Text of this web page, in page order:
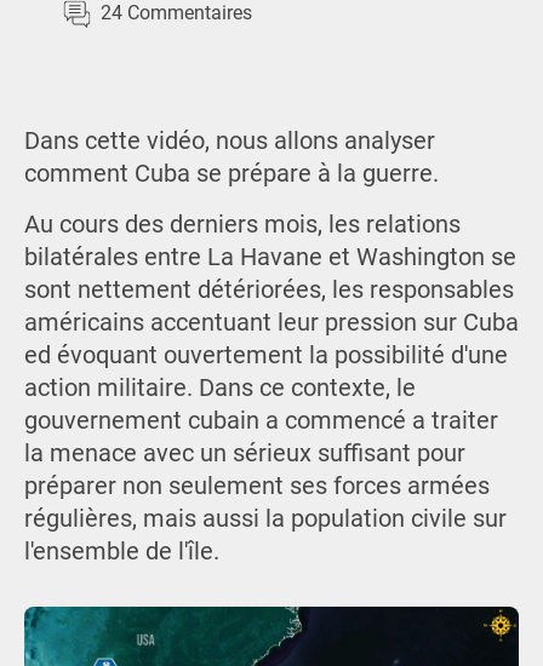
24 Commentaires
Dans cette vidéo, nous allons analyser
comment Cuba se prépare à la guerre.
Au cours des derniers mois, les relations
bilatérales entre La Havane et Washington se
sont nettement détériorées, les responsables
américains accentuant leur pression sur Cuba
ed évoquant ouvertement la possibilité d'une
action militaire. Dans ce contexte, le
gouvernement cubain a commencé a traiter
la menace avec un sérieux suffisant pour
préparer non seulement ses forces armées
régulières, mais aussi la population civile sur
l'ensemble de l'île.